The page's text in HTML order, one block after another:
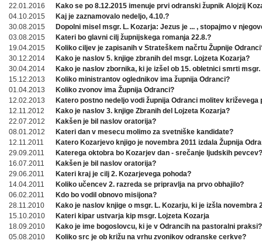
22.01.2016
Kako se po 8.12.2015 imenuje prvi odranski župnik Alojzij
04.10.2015
Kaj je zaznamovalo nedeljo, 4.10.?
30.08.2015
Dopolni misel msgr. L. Kozarja: Jezus je ... , stopajmo v
03.08.2015
Kateri bo glavni cilj župnijskega romanja 22.8.?
19.04.2015
Koliko ciljev je zapisanih v Strateškem načrtu Župnije
30.12.2014
Kako je naslov 5. knjige zbranih del msgr. Lojzeta Kozarja?
30.04.2014
Kako je naslov zbornika, ki je izšel ob 15. obletnici smrti msgr.
15.12.2013
Koliko ministrantov oglednikov ima župnija Odranci?
01.04.2013
Koliko zvonov ima Župnija Odranci?
12.02.2013
Katero postno nedeljo vodi župnija Odranci molitev križevega
12.11.2012
Kako je naslov 3. knjige Zbranih del Lojzeta Kozarja?
22.07.2012
Kakšen je bil naslov oratorija?
08.01.2012
Kateri dan v mesecu molimo za svetniške kandidate?
12.11.2011
Katero Kozarjevo knjigo je novembra 2011 izdala Župnija
29.09.2011
Katerega oktobra bo Kozarjev dan - srečanje ljudskih pevcev?
16.07.2011
Kakšen je bil naslov oratorija?
29.06.2011
Kateri kraj je cilj 2. Kozarjevega pohoda?
14.04.2011
Koliko učencev 2. razreda se pripravlja na prvo obhajilo?
06.02.2011
Kdo bo vodil obnovo misijona?
28.11.2010
Kako je naslov knjige o msgr. L. Kozarju, ki je izšla novembra
15.10.2010
Kateri kipar ustvarja kip msgr. Lojzeta Kozarja
18.09.2010
Kako je ime bogoslovcu, ki je v Odrancih na pastoralni praksi?
05.08.2010
Koliko src je ob križu na vrhu zvonikov odranske cerkve?